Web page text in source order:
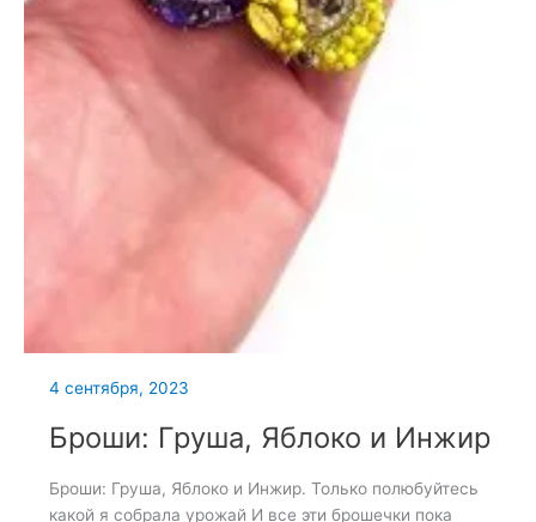
4 сентября, 2023
Броши: Груша, Яблоко и Инжир
Броши: Груша, Яблоко и Инжир. Только полюбуйтесь
какой я собрала урожай И все эти брошечки пока